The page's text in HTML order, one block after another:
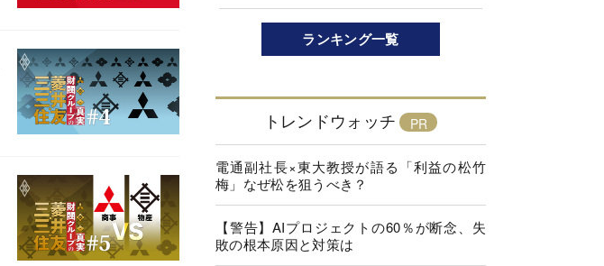
ランキング一覧
トレンドウォッチ
電通副社長×東大教授が語る「利益の松竹
梅」なぜ松を狙うべき？
【警告】AIプロジェクトの60％が断念、失
敗の根本原因と対策は